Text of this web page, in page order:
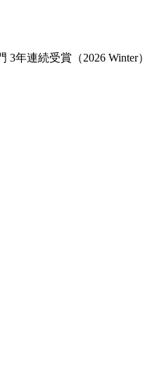
年連続受賞（2026 Winter）